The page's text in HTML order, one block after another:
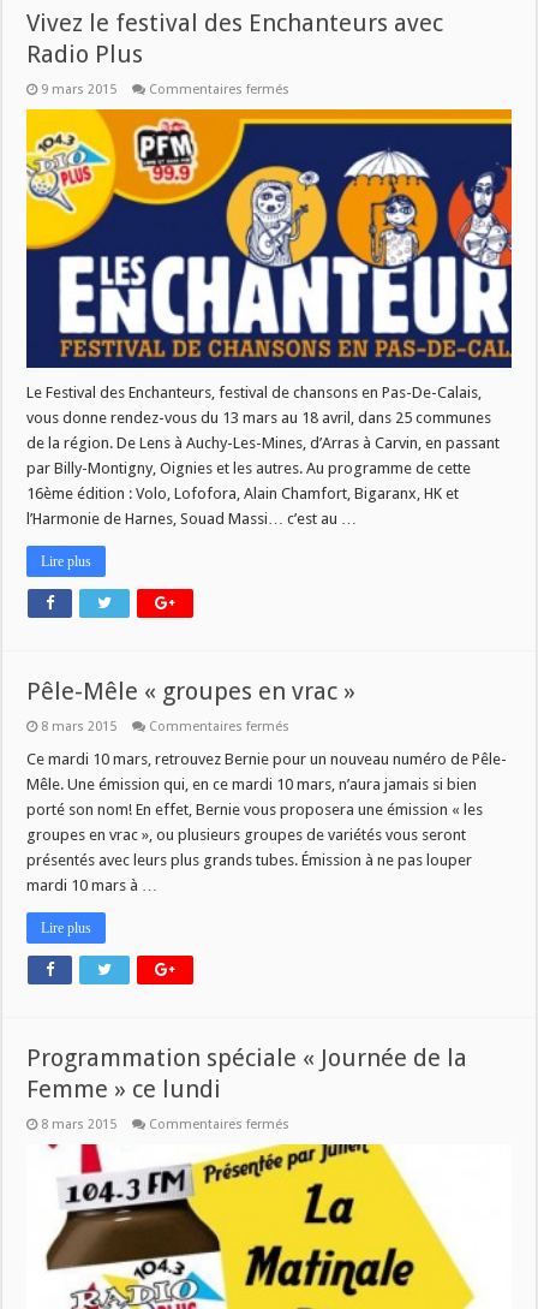
Vivez le festival des Enchanteurs avec
Radio Plus
9 mars 2015 Commentaires fermés
le
Enchanteurs
avec
Radio
Plus
Le Festival des Enchanteurs, festival de chansons en Pas-De-Calais,
vous donne rendez-vous du 13 mars au 18 avril, dans 25 communes
de la région. De Lens à Auchy-Les-Mines, d’Arras à Carvin, en passant
par Billy-Montigny, Oignies et les autres. Au programme de cette
16ème édition : Volo, Lofofora, Alain Chamfort, Bigaranx, HK et
l’Harmonie de Harnes, Souad Massi… c’est au …
Lire plus
Pêle-Mêle « groupes en vrac »
8 mars 2015 Commentaires fermés
Mêle
en
vrac »
Ce mardi 10 mars, retrouvez Bernie pour un nouveau numéro de Pêle-
Mêle. Une émission qui, en ce mardi 10 mars, n’aura jamais si bien
porté son nom! En effet, Bernie vous proposera une émission « les
groupes en vrac », ou plusieurs groupes de variétés vous seront
présentés avec leurs plus grands tubes. Émission à ne pas louper
mardi 10 mars à …
Lire plus
Programmation spéciale « Journée de la
Femme » ce lundi
8 mars 2015 Commentaires fermés
spéciale
« Journée
Femme »
lundi